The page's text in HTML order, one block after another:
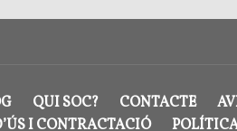
QUI SOC? CONTACTE
I CONTRACTACIÓ